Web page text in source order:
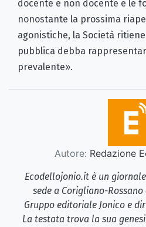
docente e non docente e le
nonostante la prossima
agonistiche, la Società
pubblica debba
prevalente».
Autore: Redazione
Ecodellojonio.it è un
sede a Corigliano-
Gruppo editoriale Jonico e
La testata trova la sua